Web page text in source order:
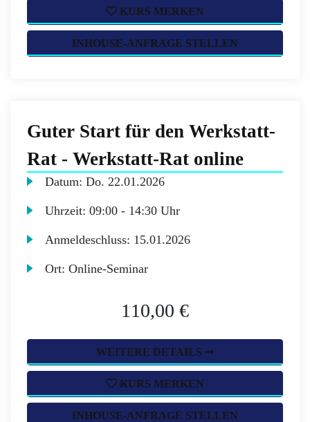
KURS MERKEN
INHOUSE-ANFRAGE STELLEN
Guter Start für den Werkstatt-
Rat - Werkstatt-Rat online
Datum:Do. 22.01.2026
Uhrzeit:09:00 - 14:30 Uhr
Anmeldeschluss: 15.01.2026
Ort:Online-Seminar
110,00 €
WEITERE DETAILS ➞
KURS MERKEN
INHOUSE-ANFRAGE STELLEN